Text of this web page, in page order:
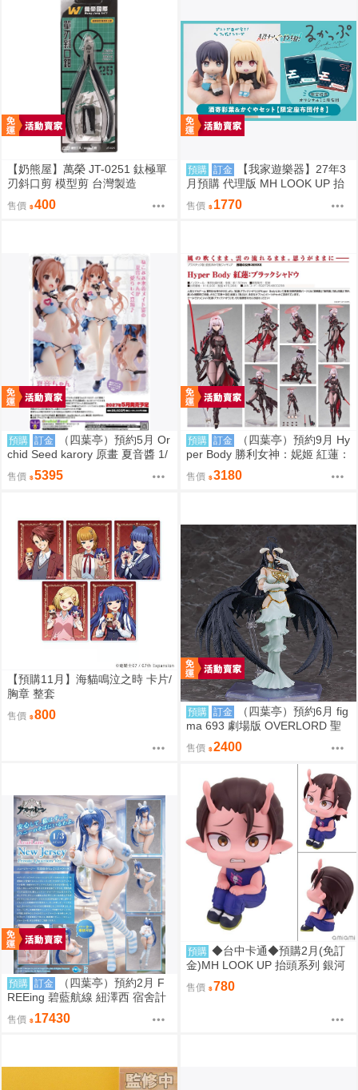
【奶熊屋】萬榮 JT-0251 鈦極單
刃斜口剪 模型剪 台灣製造
售價 400
預購 訂金
【我家遊樂器】27年3
月預購 代理版 MH LOOK UP 抬
頭系列 超時空輝夜姬！酒寄彩葉
&輝耀 特典版
售價 1770
預購 訂金
（四葉亭）預約5月 Or
chid Seed karory 原畫 夏音醬 1/
6 PVC 0917
售價 5395
預購 訂金
（四葉亭）預約9月 Hy
per Body 勝利女神：妮姬 紅蓮：
暗影 0917
售價 3180
【預購11月】海貓鳴泣之時 卡片/
胸章 整套
售價 800 預購 訂金
（四葉亭）預約6月 fig
ma 693 劇場版 OVERLORD 聖
王國篇 雅兒貝德 0917
售價 2400
預購 訂金
（四葉亭）預約2月 F
REEing 碧藍航線 紐澤西 宿舍計
劃Ver.1/3 PVC 0917
售價 17430
預購 ◆台中卡通◆預購2月(免訂
金)MH LOOK UP 抬頭系列 銀河
特急Milky☆Subway 鐵多 0813
售價 780